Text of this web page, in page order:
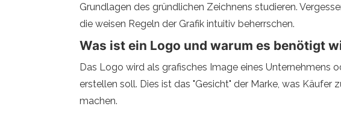
Grundlagen des gründlichen Zeichnens studieren.
die weisen Regeln der Grafik intuitiv beherrschen.
Was ist ein Logo und warum es benötigt
Das Logo wird als grafisches Image eines Unternehmens
erstellen soll. Dies ist das "Gesicht" der Marke, was
machen.